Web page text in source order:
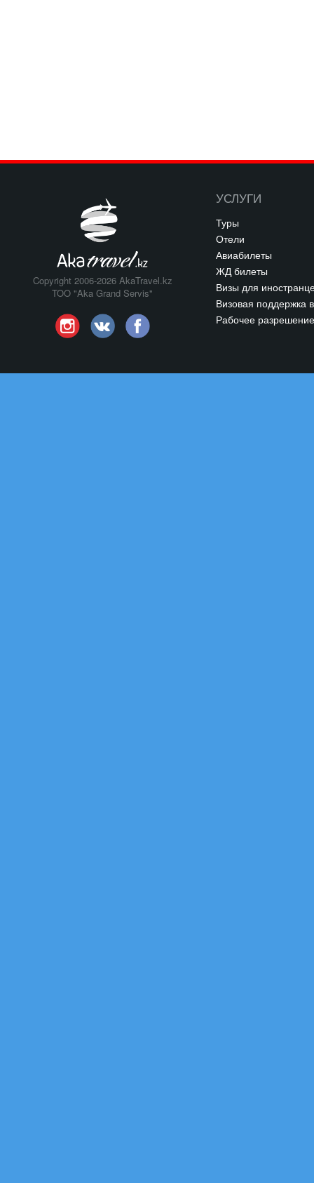
Copyright 2006-2026 AkaTravel.kz
TOO "Aka Grand Servis"
УСЛУГИ
Туры
Отели
Авиабилеты
ЖД билеты
Визы для
Визовая поддержка
Рабочее разрешение